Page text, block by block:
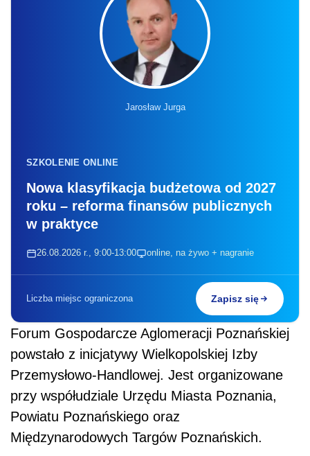
Jarosław Jurga
SZKOLENIE ONLINE
Nowa klasyfikacja budżetowa od 2027
roku – reforma finansów publicznych
w praktyce
26.08.2026 r., 9:00-13:00 online, na żywo + nagranie
Liczba miejsc ograniczona Zapisz się
Forum Gospodarcze Aglomeracji Poznańskiej
powstało z inicjatywy Wielkopolskiej Izby
Przemysłowo-Handlowej. Jest organizowane
przy współudziale Urzędu Miasta Poznania,
Powiatu Poznańskiego oraz
Międzynarodowych Targów Poznańskich.